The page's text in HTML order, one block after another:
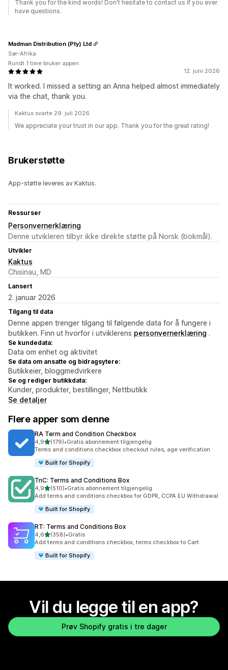
Thank you for the kind words! Don't hesitate to contact us if you ever
have questions.
12. juni 2026
It worked. I missed a setting an Anna helped almost immediately
via the chat, thank you.
Madman Distribution (Pty) Ltd
Sør-Afrika
Rundt 1 time bruker appen
Kaktus svarte 29. juli 2026
We appreciate your trust in our app. Thank you for the great rating!
Brukerstøtte
App-støtte leveres av Kaktus.
Ressurser
Personvernerklæring
Denne utvikleren tilbyr ikke direkte støtte på Norsk (bokmål).
Utvikler
Kaktus
Chisinau, MD
Lansert
2. januar 2026
Tilgang til data
Denne appen trenger tilgang til følgende data for å fungere i
butikken. Finn ut hvorfor i utviklerens personvernerklæring .
Se kundedata:
Data om enhet og aktivitet
Se data om ansatte og bidragsytere:
Butikkeier, bloggmedvirkere
Se og rediger butikkdata:
Kunder, produkter, bestillinger, Nettbutikk
Se detaljer
Flere apper som denne
RA Term and Condition Checkbox
4,9av 5 stjerner
(179)
Totalt 179 omtaler
•Gratis abonnement tilgjengelig
Terms and conditions checkbox checkout rules, age verification
Built for Shopify
TnC: Terms and Conditions Box
4,9av 5 stjerner
(510)
Totalt 510 omtaler
•Gratis abonnement tilgjengelig
Add terms and conditions checkbox for GDPR, CCPA EU Withdrawal
Built for Shopify
RT: Terms and Conditions Box
4,6av 5 stjerner
(358)
Totalt 358 omtaler
•Gratis
Add terms and conditions checkbox, terms checkbox to Cart
Built for Shopify
Vil du legge til en app?
Prøv Shopify gratis i tre dager